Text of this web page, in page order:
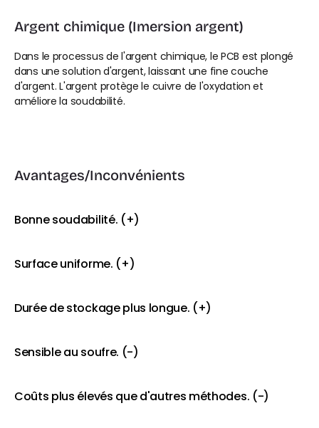
Argent chimique (Imersion argent)
Dans le processus de l'argent chimique, le PCB est plongé
dans une solution d'argent, laissant une fine couche
d'argent. L'argent protège le cuivre de l'oxydation et
améliore la soudabilité.
Avantages/Inconvénients
Bonne soudabilité. (+)
Surface uniforme. (+)
Durée de stockage plus longue. (+)
Sensible au soufre. (-)
Coûts plus élevés que d'autres méthodes. (-)